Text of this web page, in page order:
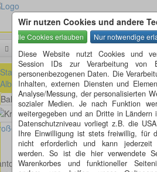
Wir nutzen Cookies und andere
Diese Website nutzt Cookies und
Session IDs zur Verarbeitung von
personenbezogenen Daten. Die
Inhalten, externen Diensten und
Analyse/Messung, der personalisierten
sozialer Medien. Je nach Funktion
weitergegeben und an Dritte in Ländern
Datenschutzniveau vorliegt z.B. die
Ihre Einwilligung ist stets freiwillig, für
nicht erforderlich und kann jederzeit
werden. So ist die hier verwendete
Warenkorbes und funktioneller
Startseite » ausländische Kreisel »
Albis (ZH)
Bahnhofstr - Zürichstr in Affoltern am Albis
Bild anzeigen
Zürich